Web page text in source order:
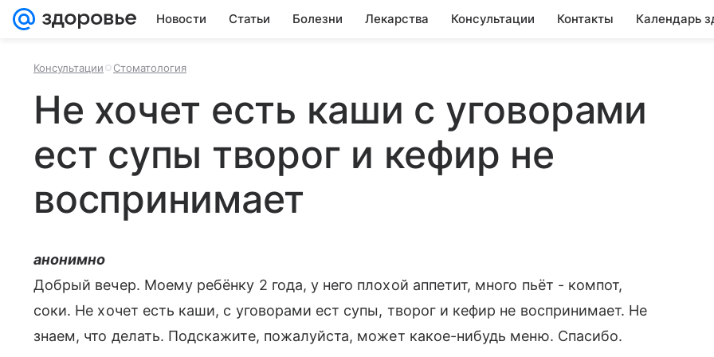
Новости Статьи Болезни Лекарства Консультации Контакты Календарь
Консультации Стоматология
Не хочет есть каши с уговорами
ест супы творог и кефир не
воспринимает
анонимно
Добрый вечер. Моему ребёнку 2 года, у него плохой аппетит, много пьёт - компот,
соки. Не хочет есть каши, с уговорами ест супы, творог и кефир не воспринимает. Не
знаем, что делать. Подскажите, пожалуйста, может какое-нибудь меню. Спасибо.